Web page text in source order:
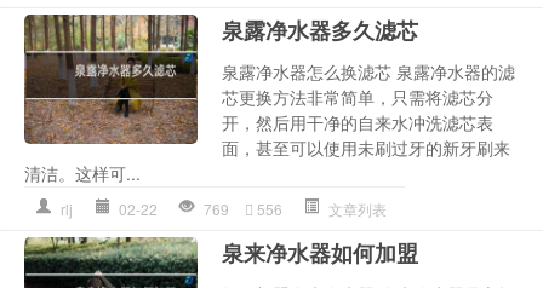
泉露净水器多久滤芯
泉露净水器怎么换滤芯 泉露净水器的滤
芯更换方法非常简单，只需将滤芯分
开，然后用干净的自来水冲洗滤芯表
面，甚至可以使用未刷过牙的新牙刷来
清洁。这样可...
rlj 02-22 769 556 文章列表
泉来净水器如何加盟